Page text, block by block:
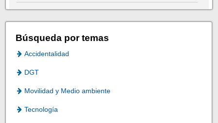
Búsqueda por temas
Accidentalidad
DGT
Movilidad y Medio ambiente
Tecnología